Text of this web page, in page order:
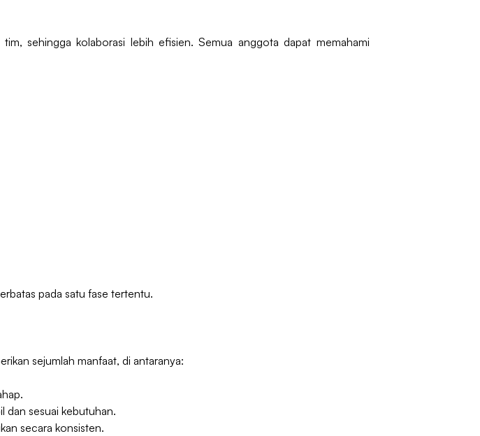
sehingga kolaborasi lebih efisien. Semua anggota dapat memahami
pada satu fase tertentu.
sejumlah manfaat, di antaranya:
dan sesuai kebutuhan.
secara konsisten.